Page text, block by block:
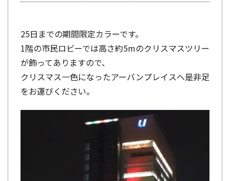
25日までの期間限定カラーです。
1階の市民ロビーでは高さ約5mのクリスマスツリー
が飾ってありますので、
クリスマス一色になったアーバンプレイスへ是非足
をお運びください。